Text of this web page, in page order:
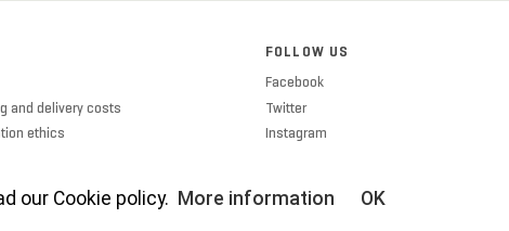
and delivery costs
ethics
FOLLOW US
Facebook
Twitter
Instagram
our Cookie policy. More information OK